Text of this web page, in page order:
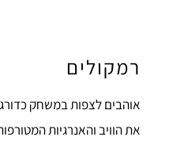
רמקולים
אוהבים לצפות במשחק
את הוויב והאנרגיות